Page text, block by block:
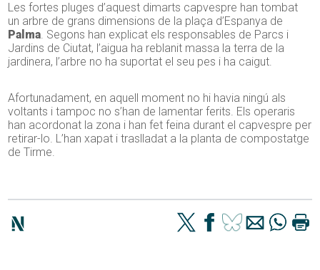
Les fortes pluges d’aquest dimarts capvespre han tombat
un arbre de grans dimensions de la plaça d’Espanya de
Palma. Segons han explicat els responsables de Parcs i
Jardins de Ciutat, l’aigua ha reblanit massa la terra de la
jardinera, l’arbre no ha suportat el seu pes i ha caigut.
Afortunadament, en aquell moment no hi havia ningú als
voltants i tampoc no s’han de lamentar ferits. Els operaris
han acordonat la zona i han fet feina durant el capvespre per
retirar-lo. L’han xapat i traslladat a la planta de compostatge
de Tirme.